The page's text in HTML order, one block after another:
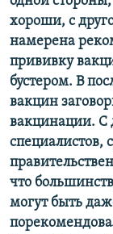
хороши, с
намерена
прививку
бустером. В
вакцин
вакцинации. С
специалистов,
что
могут быть